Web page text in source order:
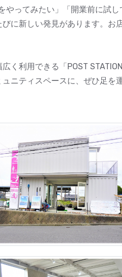
ってみたい」「開業前に試
に新しい発見があります。お
く利用できる「POST STATION
ニティスペースに、ぜひ足を